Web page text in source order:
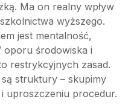
Ma on realny wpływ
wyższego.
jest mentalność,
oporu środowiska i
restrykcyjnych zasad.
struktury – skupimy
i uproszczeniu procedur.